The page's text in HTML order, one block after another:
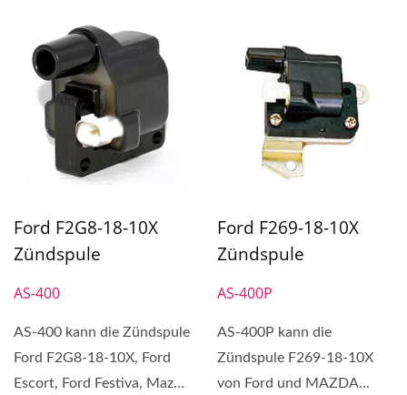
Ford F2G8-18-10X
Zündspule
AS-400
AS-400 kann die Zündspule
Ford F2G8-18-10X, Ford
Escort, Ford Festiva, Mazda
Ford F269-18-10X
Zündspule
AS-400P
AS-400P kann die
Zündspule F269-18-10X
von Ford und MAZDA